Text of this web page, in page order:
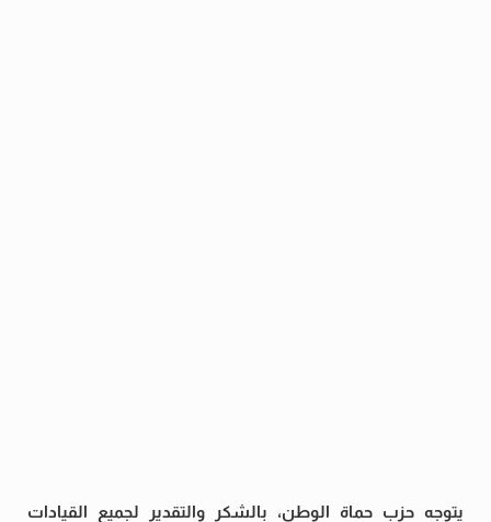
يتوجه حزب حماة الوطن، بالشكر والتقدير لجميع القيادات